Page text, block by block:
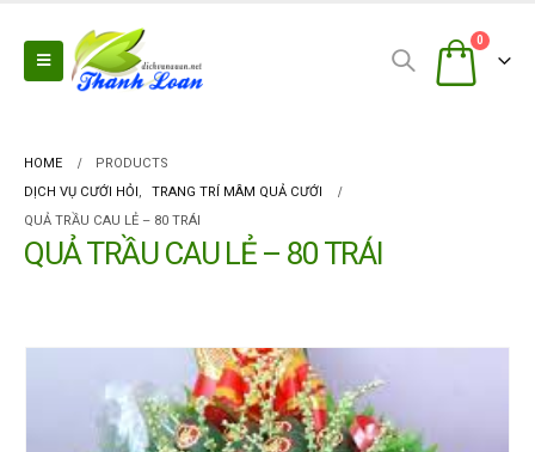
0
HOME
PRODUCTS
DỊCH VỤ CƯỚI HỎI ,
TRANG TRÍ MÂM QUẢ CƯỚI
QUẢ TRẦU CAU LẺ – 80 TRÁI
QUẢ TRẦU CAU LẺ – 80 TRÁI